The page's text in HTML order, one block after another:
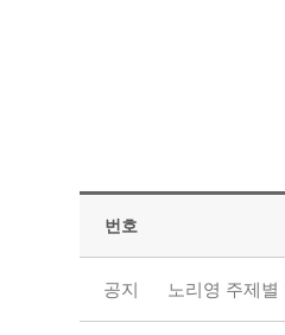
번호
공지 노리영 주제